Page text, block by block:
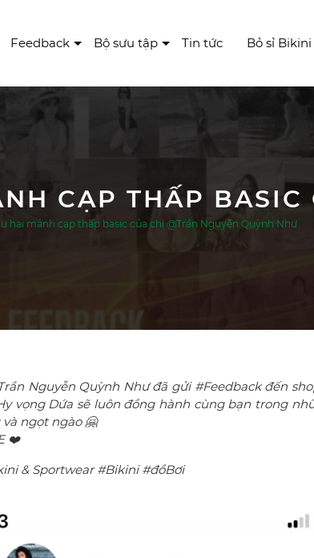
Feedback Bộ sưu tập Tin tức Bỏ sỉ Bikini
hai mảnh cạp thấp basic của chị @Trần Nguyễn Quỳnh Như
Nguyễn Quỳnh Như đã gửi #Feedback đến
vọng Dứa sẽ luôn đồng hành cùng bạn trong
ngọt ngào 🤗
❤️
& Sportwear #Bikini #đồBơi